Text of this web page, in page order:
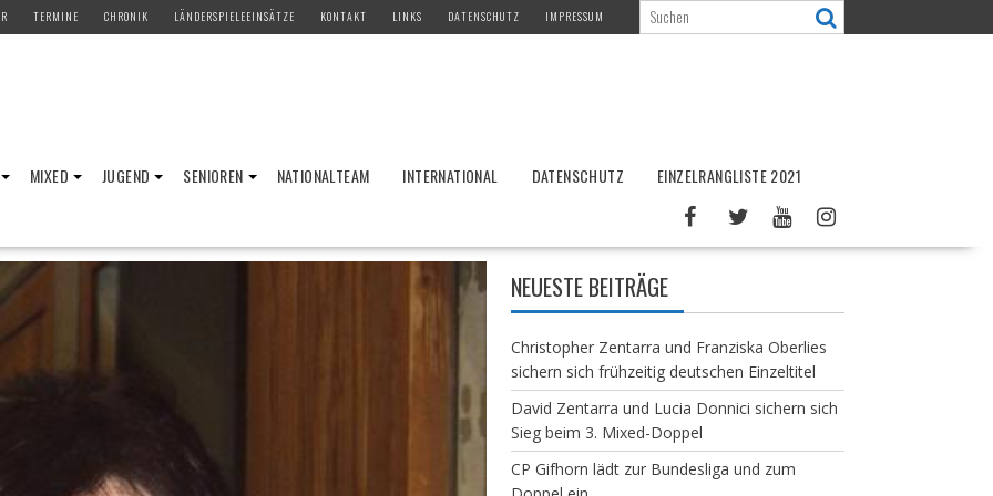
TERMINE CHRONIK LÄNDERSPIELEEINSÄTZE KONTAKT LINKS DATENSCHUTZ IMPRESSUM
MIXED JUGEND SENIOREN NATIONALTEAM INTERNATIONAL DATENSCHUTZ EINZELRANGLISTE 2021
NEUESTE BEITRÄGE
Christopher Zentarra und Franziska Oberlies
sichern sich frühzeitig deutschen Einzeltitel
David Zentarra und Lucia Donnici sichern sich
Sieg beim 3. Mixed-Doppel
CP Gifhorn lädt zur Bundesliga und zum